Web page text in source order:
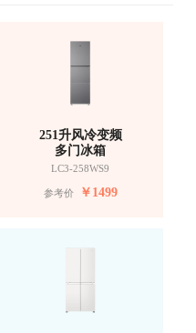
251升风冷变频
多门冰箱
LC3-258WS9
参考价 ￥1499